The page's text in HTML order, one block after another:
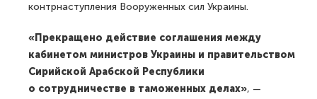
контрнаступления Вооруженных сил Украины.
«Прекращено действие соглашения между
кабинетом министров Украины и правительством
Сирийской Арабской Республики
о сотрудничестве в таможенных делах», —